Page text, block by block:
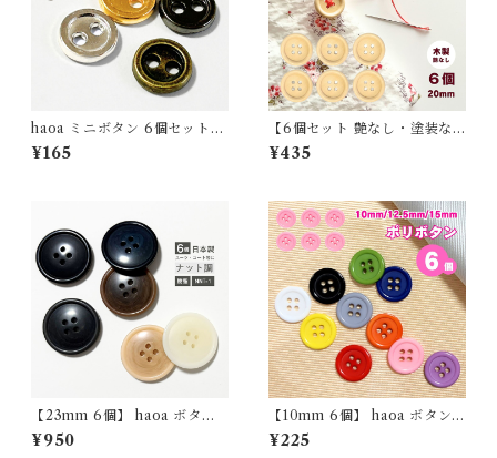
haoa ミニボタン 6個セット
人形用 ぬいぐるみ用 5mm 6
mm 7mm 8mm 二つ穴 ゴー
¥165
【6個セット 艶なし・塗装な
し】直径20mm 木製4つ穴ボ
タン【haoa】
¥435
【23mm 6個】 haoa ボタン
スーツ用 コート用 ナット調 6
個セット 樹脂製 NNT-1 日本
¥950
【10mm 6個】 haoa ボタン 4
つ穴ボタン 樹脂 シャツ 子供
艶ありシンプル 洋裁 洋服 手芸
¥225